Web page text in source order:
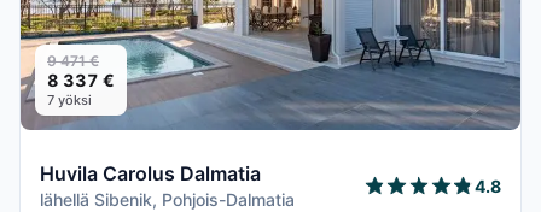
9 471 €
8 337 €
7 yöksi
Huvila Carolus Dalmatia
lähellä Sibenik, Pohjois-Dalmatia
4.8